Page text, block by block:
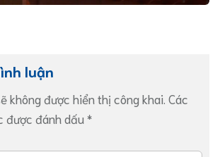
luận
không được hiển thị công khai. Các
được đánh dấu *